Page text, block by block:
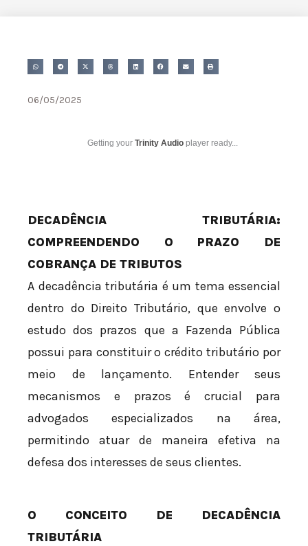
06/05/2025
Getting your Trinity Audio player ready...
DECADÊNCIA TRIBUTÁRIA:
COMPREENDENDO O PRAZO DE
COBRANÇA DE TRIBUTOS
A decadência tributária é um tema essencial
dentro do Direito Tributário, que envolve o
estudo dos prazos que a Fazenda Pública
possui para constituir o crédito tributário por
meio de lançamento. Entender seus
mecanismos e prazos é crucial para
advogados especializados na área,
permitindo atuar de maneira efetiva na
defesa dos interesses de seus clientes.
O CONCEITO DE DECADÊNCIA
TRIBUTÁRIA